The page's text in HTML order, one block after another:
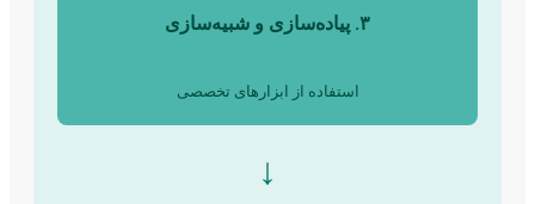
۳. پیاده‌سازی و شبیه‌سازی
استفاده از ابزارهای تخصصی
↓